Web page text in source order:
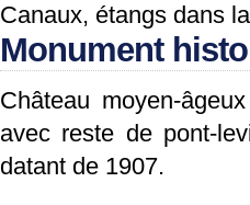
Canaux, étangs dans
Monument
Château moyen-
avec reste de pont-
datant de 1907.